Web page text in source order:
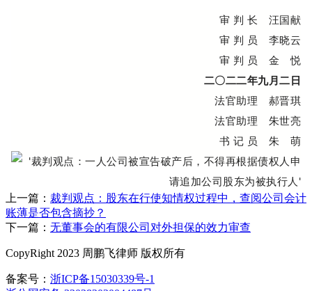
审 判 长 汪国献
审 判 员 李晓云
审 判 员 金 悦
二〇二二年九月二日
法官助理 郝晋琪
法官助理 朱世亮
书 记 员 朱 萌
上一篇： 裁判观点：股东在行使知情权过程中，查阅公司会计
账薄是否包含摘抄？
下一篇： 无董事会的有限公司对外担保的效力审查
CopyRight 2023 周鹏飞律师 版权所有
备案号： 浙ICP备15030339号-1